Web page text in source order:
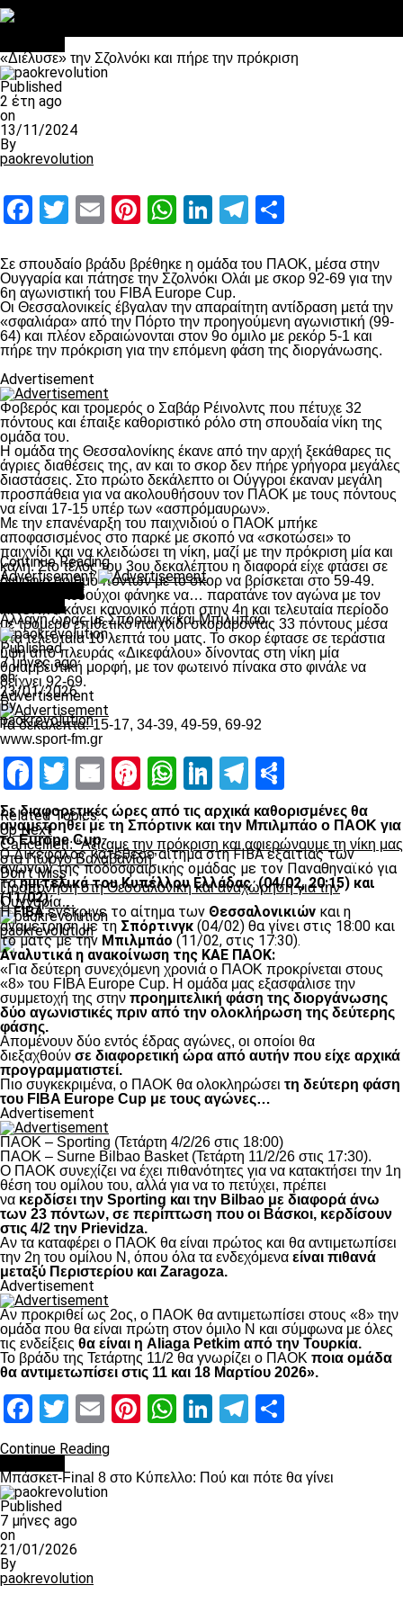
«Διέλυσε» την Σζολνόκι και πήρε την πρόκριση
Published
2 έτη ago
on
13/11/2024
By
paokrevolution
Facebook
Twitter
EmailPinterest
WhatsApp
LinkedIn
Telegram
Σε σπουδαίο βράδυ βρέθηκε η ομάδα του ΠΑΟΚ, μέσα στην
Ουγγαρία και πάτησε την Σζολνόκι Ολάι με σκορ 92-69 για την
6η αγωνιστική του FIBA Europe Cup.
Οι Θεσσαλονικείς έβγαλαν την απαραίτητη αντίδραση μετά την
«σφαλιάρα» από την Πόρτο την προηγούμενη αγωνιστική (99-
64) και πλέον εδραιώνονται στον 9ο όμιλο με ρεκόρ 5-1 και
πήρε την πρόκριση για την επόμενη φάση της διοργάνωσης.
Advertisement
Φοβερός και τρομερός ο Σαβάρ Ρέινολντς που πέτυχε 32
πόντους και έπαιξε καθοριστικό ρόλο στη σπουδαία νίκη της
ομάδα του.
Η ομάδα της Θεσσαλονίκης έκανε από την αρχή ξεκάθαρες τις
άγριες διαθέσεις της, αν και το σκορ δεν πήρε γρήγορα μεγάλες
διαστάσεις. Στο πρώτο δεκάλεπτο οι Ούγγροι έκαναν μεγάλη
προσπάθεια για να ακολουθήσουν τον ΠΑΟΚ με τους πόντους
να είναι 17-15 υπέρ των «ασπρόμαυρων».
Με την επανέναρξη του παιχνιδιού ο ΠΑΟΚ μπήκε
αποφασισμένος στο παρκέ με σκοπό να «σκοτώσει» το
παιχνίδι και να κλειδώσει τη νίκη, μαζί με την πρόκριση μία και
καλή. Στο τέλος του 3ου δεκαλέπτου η διαφορά είχε φτάσει σε
διψήφιο αριθμό πόντων με το σκορ να βρίσκεται στο 59-49.
Εκεί οι γηπεδούχοι φάνηκε να… παρατάνε τον αγώνα με τον
ΠΑΟΚ να κάνει κανονικό πάρτι στην 4η και τελευταία περίοδο
με τρομερό επιθετικό παιχνίδι σκοράροντας 33 πόντους μέσα
στα τελευταία 10 λεπτά του ματς. Το σκορ έφτασε σε τεράστια
ύψη από πλευράς «Δικεφάλου» δίνοντας στη νίκη μία
θριαμβευτική μορφή, με τον φωτεινό πίνακα στο φινάλε να
δείχνει 92-69.
Advertisement
Τα δεκάλεπτα: 15-17, 34-39, 49-59, 69-92
www.sport-fm.gr
Facebook
Twitter
EmailPinterest
WhatsApp
LinkedInTelegram
Related Topics:
Up Next
Cancellieri: “Αξίζαμε την πρόκριση και αφιερώνουμε τη νίκη μας
στο Γιώργο Βαλαβανίδη”
Don't Miss
Προπόνηση στη Θεσσαλονίκη και αναχώρηση για την
Ουγγαρία…
paokrevolution
Continue Reading
Advertisement
Αλλαγή ώρας με Σπόρτινγκ και Μπιλμπάο
Published
7 μήνες ago
on
23/01/2026
By
paokrevolution
Facebook
Twitter
EmailPinterest
WhatsApp
LinkedIn
Telegram
Σε διαφορετικές ώρες από τις αρχικά καθορισμένες θα
αναμετρηθεί με τη Σπόρτινκ και την Μπιλμπάο ο ΠΑΟΚ για
το Europe Cup.
Ο Δικέφαλος κατέθεσε αίτημα στη FIBA εξαιτίας των
αγώνων της ποδοσφαιρικής ομάδας με τον Παναθηναϊκό για
ταημιτελικά του Κυπέλλου Ελλάδας (04/02, 20:15) και
(11/02).
ΗFIBAενέκρινε το αίτημα των Θεσσαλονικιών και η
αναμέτρηση με τη Σπόρτινγκ (04/02) θα γίνει στις 18:00 και
το ματς με την Μπιλμπάο (11/02, στις 17:30).
Αναλυτικά η ανακοίνωση της ΚΑΕ ΠΑΟΚ:
«Για δεύτερη συνεχόμενη χρονιά ο ΠΑΟΚ προκρίνεται στους
«8» του FIBA Europe Cup. H ομάδα μας εξασφάλισε την
συμμετοχή της στην προημιτελική φάση της διοργάνωσης
δύο αγωνιστικές πριν από την ολοκλήρωση της δεύτερης
φάσης.
Απομένουν δύο εντός έδρας αγώνες, οι οποίοι θα
διεξαχθούν σε διαφορετική ώρα από αυτήν που είχε αρχικά
προγραμματιστεί.
Πιο συγκεκριμένα, ο ΠΑΟΚ θα ολοκληρώσει τη δεύτερη φάση
του FIBA Europe Cup με τους αγώνες…
Advertisement
ΠΑΟΚ – Sporting (Τετάρτη 4/2/26 στις 18:00)
ΠΑΟΚ – Surne Bilbao Basket (Τετάρτη 11/2/26 στις 17:30).
Ο ΠΑΟΚ συνεχίζει να έχει πιθανότητες για να κατακτήσει την 1η
θέση του ομίλου του, αλλά για να το πετύχει, πρέπει
να κερδίσει την Sporting και την Bilbao με διαφορά άνω
των 23 πόντων, σε περίπτωση που οι Βάσκοι, κερδίσουν
στις 4/2 την Prievidza.
Αν τα καταφέρει ο ΠΑΟΚ θα είναι πρώτος και θα αντιμετωπίσει
την 2η του ομίλου Ν, όπου όλα τα ενδεχόμενα είναι πιθανά
μεταξύ Περιστερίου και Zaragoza.
Advertisement
Αν προκριθεί ως 2ος, ο ΠΑΟΚ θα αντιμετωπίσει στους «8» την
ομάδα που θα είναι πρώτη στον όμιλο Ν και σύμφωνα με όλες
τις ενδείξεις θα είναι η Aliaga Petkim από την Τουρκία.
Το βράδυ της Τετάρτης 11/2 θα γνωρίζει ο ΠΑΟΚ ποια ομάδα
θα αντιμετωπίσει στις 11 και 18 Μαρτίου 2026».
Facebook
Twitter
EmailPinterest
WhatsApp
LinkedIn
Telegram
Continue Reading
Μπάσκετ-Final 8 στο Κύπελλο: Πού και πότε θα γίνει
Published
7 μήνες ago
on
21/01/2026
By
paokrevolution